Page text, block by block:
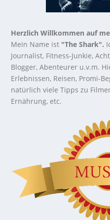
Herzlich Willkommen auf
Mein Name ist "The Shark".
Journalist, Fitness-Junkie,
Blogger, Abenteurer u.v.m.
Erlebnissen, Reisen, Promi-
natürlich viele Tipps zu
Ernährung, etc.